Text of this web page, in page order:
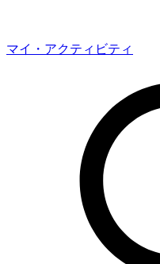
マイ・アクティビティ